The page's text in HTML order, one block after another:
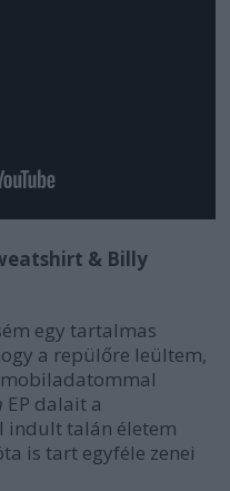
& Billy
egy tartalmas
a repülőre leültem,
EP dalait a
indult talán életem
is tart egyféle zenei